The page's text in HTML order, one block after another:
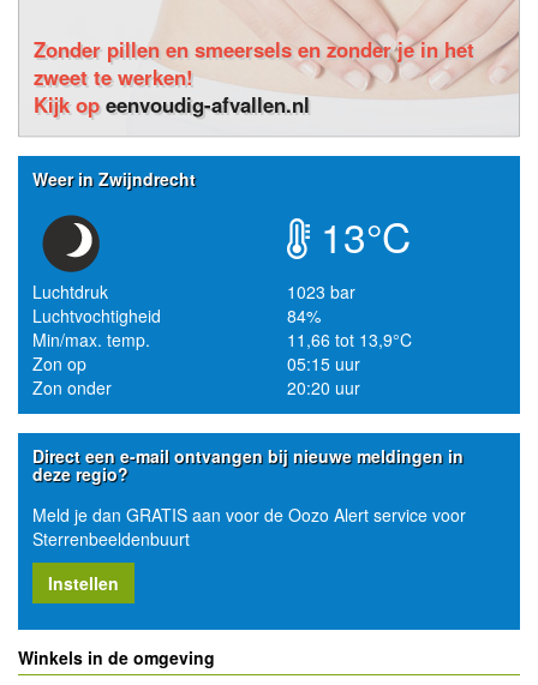
Zonder pillen en smeersels en zonder je in het
zweet te werken!
Kijk opeenvoudig-afvallen.nl
Weer in Zwijndrecht
13°C
Luchtdruk
1023 bar
Luchtvochtigheid
84%
Min/max. temp.
11,66 tot 13,9°C
Zon op
05:15 uur
Zon onder
20:20 uur
Direct een e-mail ontvangen bij nieuwe meldingen in
deze regio?
Meld je dan GRATIS aan voor de Oozo Alert service voor
Sterrenbeeldenbuurt
Instellen
Winkels in de omgeving